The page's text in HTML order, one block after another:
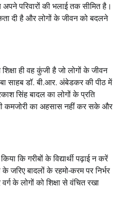
परिवारों की भलाई तक सीमित है।
दी है और लोगों के जीवन को बदलने
ही वह कुंजी है जो लोगों के जीवन
साहब डॉ. बी.आर. अंबेडकर की पीठ में
सिंह बादल का लोगों के प्रति
कमजोरी का अहसास नहीं कर सके और
कि गरीबों के विद्यार्थी पढ़ाई न करें
जरिए बादलों के रहमो-करम पर निर्भर
के लोगों को शिक्षा से वंचित रखा